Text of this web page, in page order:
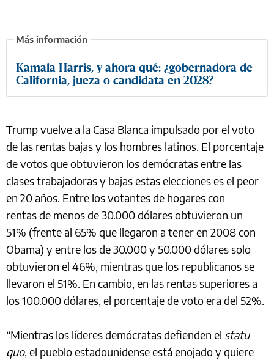
Kamala Harris, y ahora qué: ¿gobernadora de
California, jueza o candidata en 2028?
Trump vuelve a la Casa Blanca impulsado por el voto
de las rentas bajas y los hombres latinos. El porcentaje
de votos que obtuvieron los demócratas entre las
clases trabajadoras y bajas estas elecciones es el peor
en 20 años. Entre los votantes de hogares con
rentas de menos de 30.000 dólares obtuvieron un
51% (frente al 65% que llegaron a tener en 2008 con
Obama) y entre los de 30.000 y 50.000 dólares solo
obtuvieron el 46%, mientras que los republicanos se
llevaron el 51%. En cambio, en las rentas superiores a
los 100.000 dólares, el porcentaje de voto era del 52%.
“Mientras los líderes demócratas defienden el statu
quo, el pueblo estadounidense está enojado y quiere